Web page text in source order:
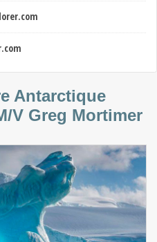
Antarctique
V Greg Mortimer